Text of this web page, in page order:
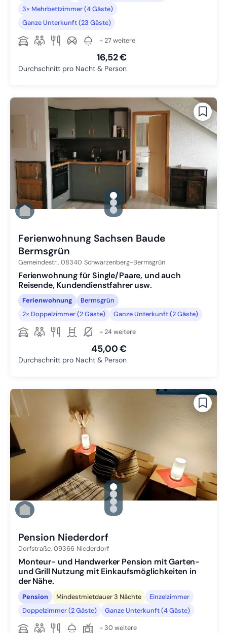
3× Mehrbettzimmer (4 Gäste)
Ganze Unterkunft (23 Gäste)
+ 27 weitere
16,52 €
Durchschnitt pro Nacht & Person
gallery.slide_selector
Zu Slide 1 wechseln
Zu Slide 2 wechseln
Zu Slide 3 wechseln
Ferienwohnung Sachsen Baude
Bermsgrün
Gemeindestr., 08340 Schwarzenberg-Bermsgrün
Ferienwohnung für Single/Paare, und auch
Reisende, Kundendienstfahrer usw.
Ferienwohnung
Bermsgrün
2× Doppelzimmer (2 Gäste)
Ganze Unterkunft (2 Gäste)
+ 24 weitere
45,00 €
Durchschnitt pro Nacht & Person
gallery.slide_selector
Zu Slide 1 wechseln
Zu Slide 2 wechseln
Zu Slide 3 wechseln
Zu Slide 4 wechseln
Pension Niederdorf
Dorfstraße, 09366 Niederdorf
Monteur- und Handwerker Pension mit Garten-
und Grill Nutzung mit Einkaufsmöglichkeiten in
der Nähe.
Pension Mindestmietdauer 3 Nächte
Einzelzimmer
Doppelzimmer (2 Gäste)
Ganze Unterkunft (4 Gäste)
+ 30 weitere